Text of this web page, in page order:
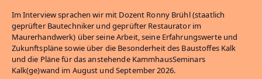
Im Interview sprachen wir mit Dozent Ronny Brühl (staatlich
geprüfter Bautechniker und geprüfter Restaurator im
Maurerhandwerk) über seine Arbeit, seine Erfahrungswerte und
Zukunftspläne sowie über die Besonderheit des Baustoffes Kalk
und die Pläne für das anstehende KammhausSeminars
Kalk(ge)wand im August und September 2026.